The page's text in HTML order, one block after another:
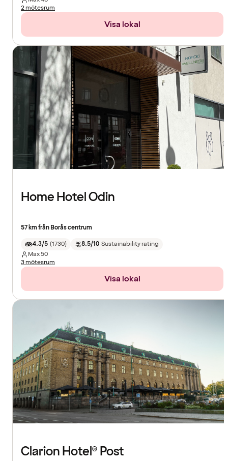
2 mötesrum
Visa lokal
Home Hotel Odin
57 km från Borås centrum
4.3/5 (1730) 8.5/10 Sustainability rating
Max50
3 mötesrum
Visa lokal
Clarion Hotel® Post